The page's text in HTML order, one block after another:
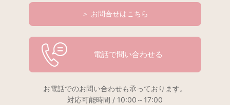
＞ お問合せはこちら
電話で問い合わせる
お電話でのお問い合わせも承っております。
対応可能時間 / 10:00～17:00